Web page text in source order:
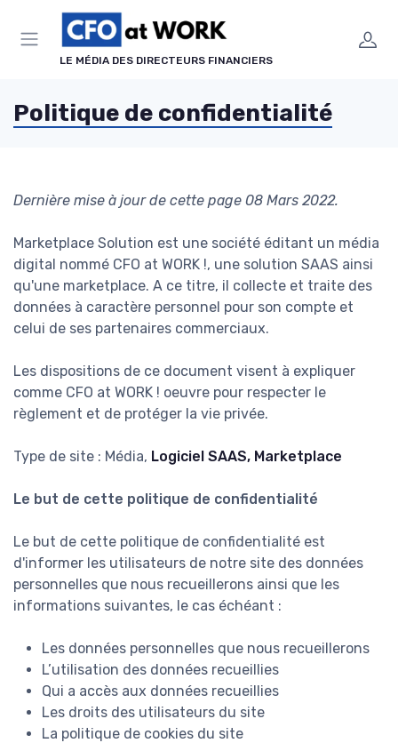
LE MÉDIA DES DIRECTEURS FINANCIERS
Politique de confidentialité
Dernière mise à jour de cette page 08 Mars 2022.
Marketplace Solution est une société éditant un média
digital nommé CFO at WORK !, une solution SAAS ainsi
qu'une marketplace. A ce titre, il collecte et traite des
données à caractère personnel pour son compte et
celui de ses partenaires commerciaux.
Les dispositions de ce document visent à expliquer
comme CFO at WORK ! oeuvre pour respecter le
règlement et de protéger la vie privée.
Type de site : Média, Logiciel SAAS, Marketplace
Le but de cette politique de confidentialité
Le but de cette politique de confidentialité est
d'informer les utilisateurs de notre site des données
personnelles que nous recueillerons ainsi que les
informations suivantes, le cas échéant :
Les données personnelles que nous recueillerons
L’utilisation des données recueillies
Qui a accès aux données recueillies
Les droits des utilisateurs du site
La politique de cookies du site
Panneau de gestion des cookies